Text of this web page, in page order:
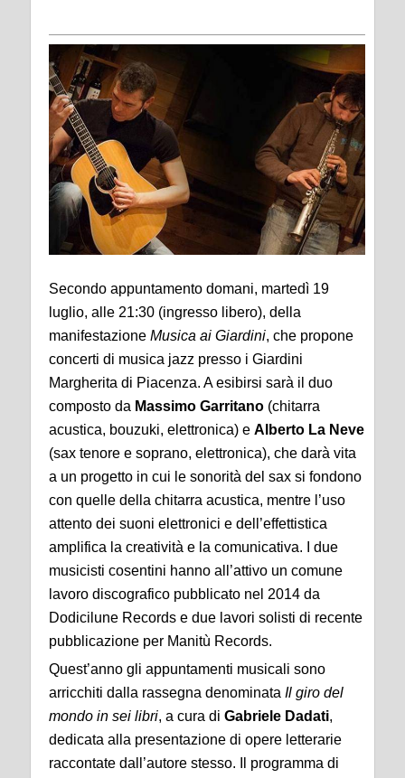
Secondo appuntamento domani, martedì 19
luglio, alle 21:30 (ingresso libero), della
manifestazione Musica ai Giardini, che propone
concerti di musica jazz presso i Giardini
Margherita di Piacenza. A esibirsi sarà il duo
composto da Massimo Garritano (chitarra
acustica, bouzuki, elettronica) e Alberto La Neve
(sax tenore e soprano, elettronica), che darà vita
a un progetto in cui le sonorità del sax si fondono
con quelle della chitarra acustica, mentre l’uso
attento dei suoni elettronici e dell’effettistica
amplifica la creatività e la comunicativa. I due
musicisti cosentini hanno all’attivo un comune
lavoro discografico pubblicato nel 2014 da
Dodicilune Records e due lavori solisti di recente
pubblicazione per Manitù Records.
Quest’anno gli appuntamenti musicali sono
arricchiti dalla rassegna denominata Il giro del
mondo in sei libri, a cura di Gabriele Dadati,
dedicata alla presentazione di opere letterarie
raccontate dall’autore stesso. Il programma di